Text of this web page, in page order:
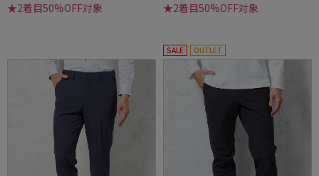
★2着目50%OFF対象 ★2着目50%OFF対象
SALE OUTLET